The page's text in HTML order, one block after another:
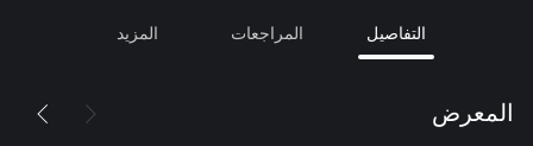
التفاصيل المراجعات المزيد
المعرض